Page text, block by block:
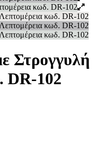
Στρογγυλή
DR-102